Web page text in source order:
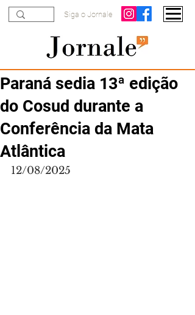
Siga o Jornale
Paraná sedia 13ª edição
do Cosud durante a
Conferência da Mata
Atlântica
12/08/2025